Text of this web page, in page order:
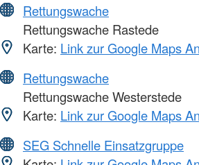
Rettungswache
Rettungswache Rastede
Karte: Link zur Google Maps
Rettungswache
Rettungswache Westerstede
Karte: Link zur Google Maps
SEG Schnelle Einsatzgruppe